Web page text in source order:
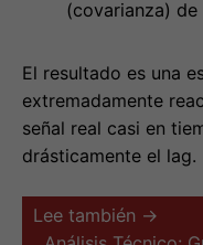
señal real casi en
Lee también →
Análisis Técnico:
Expertos